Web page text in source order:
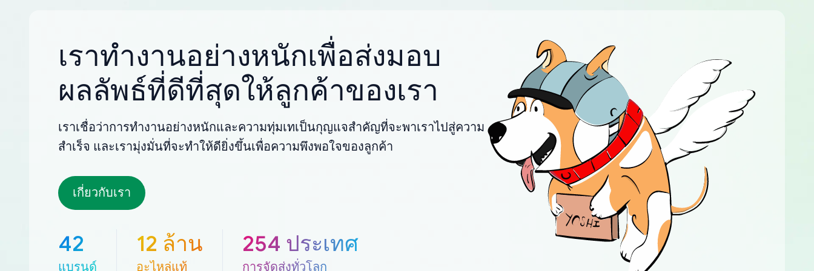
เราทำงานอย่างหนักเพื่อส่งมอบ
ผลลัพธ์ที่ดีที่สุดให้ลูกค้าของเรา
เราเชื่อว่าการทำงานอย่างหนักและความทุ่มเทเป็นกุญแจสำคัญที่จะพาเราไปสู่ความ
สำเร็จ และเรามุ่งมั่นที่จะทำให้ดียิ่งขึ้นเพื่อความพึงพอใจของลูกค้า
เกี่ยวกับเรา
42
แบรนด์
12 ล้าน
อะไหล่แท้
254 ประเทศ
การจัดส่งทั่วโลก